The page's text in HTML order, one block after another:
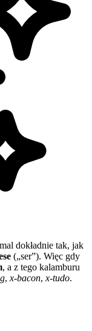
dokładnie tak, jak
(„ser”). Więc gdy
, a z tego kalamburu
, x-bacon, x-tudo.